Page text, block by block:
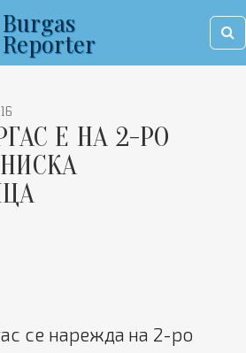
Burgas
Reporter
Е НА 2-РО
се нарежда на 2-ро